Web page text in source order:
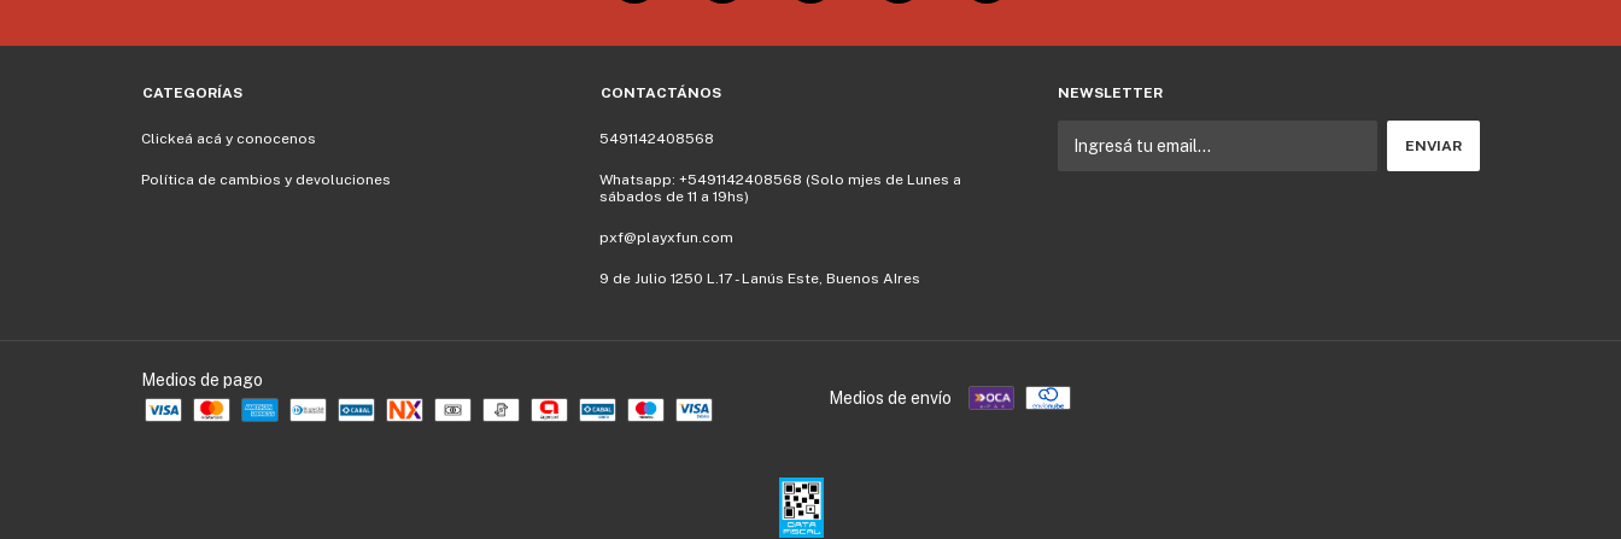
CATEGORÍAS
Clickeá acá y conocenos
Política de cambios y devoluciones
CONTACTÁNOS
5491142408568
Whatsapp: +5491142408568 (Solo mjes de Lunes a
sábados de 11 a 19hs)
pxf@playxfun.com
9 de Julio 1250 L.17 - Lanús Este, Buenos AIres
NEWSLETTER
Medios de pago
Medios de envío